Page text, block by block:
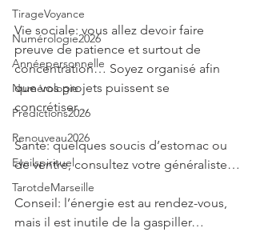
TirageVoyance
Numérologie2026
Annéepersonnelle
Numérologie
Prédictions2026
Renouveau2026
Eveilspirituel
TarotdeMarseille
Vie sociale: vous allez devoir faire
preuve de patience et surtout de
concentration… Soyez organisé afin
que vos projets puissent se
concrétiser…
Santé: quelques soucis d’estomac ou
de ventre, consultez votre généraliste…
Conseil: l’énergie est au rendez-vous,
mais il est inutile de la gaspiller…